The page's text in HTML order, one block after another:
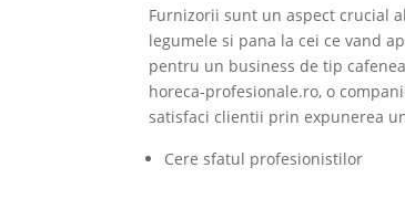
Furnizorii sunt un aspect crucial
legumele si pana la cei ce vand
pentru un business de tip
horeca-profesionale.ro, o
satisfaci clientii prin expunerea
Cere sfatul profesionistilor